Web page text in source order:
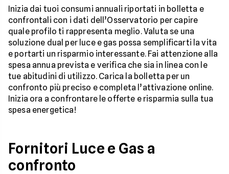
Inizia dai tuoi consumi annuali riportati in bolletta e
confrontali con i dati dell’Osservatorio per capire
quale profilo ti rappresenta meglio. Valuta se una
soluzione dual per luce e gas possa semplificarti la vita
e portarti un risparmio interessante. Fai attenzione alla
spesa annua prevista e verifica che sia in linea con le
tue abitudini di utilizzo. Carica la bolletta per un
confronto più preciso e completa l’attivazione online.
Inizia ora a confrontare le offerte e risparmia sulla tua
spesa energetica!
Fornitori Luce e Gas a
confronto